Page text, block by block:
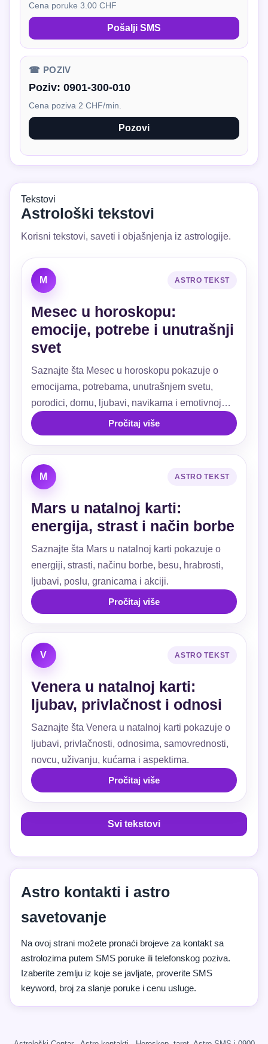
Cena poruke 3.00 CHF
Pošalji SMS
☎ POZIV
Poziv: 0901-300-010
Cena poziva 2 CHF/min.
Pozovi
Tekstovi
Astrološki tekstovi
Korisni tekstovi, saveti i objašnjenja iz astrologije.
M ASTRO TEKST
Mesec u horoskopu:
emocije, potrebe i unutrašnji
svet
Saznajte šta Mesec u horoskopu pokazuje o
emocijama, potrebama, unutrašnjem svetu,
porodici, domu, ljubavi, navikama i emotivnoj
sigurnosti.
Pročitaj više
M ASTRO TEKST
Mars u natalnoj karti:
energija, strast i način borbe
Saznajte šta Mars u natalnoj karti pokazuje o
energiji, strasti, načinu borbe, besu, hrabrosti,
ljubavi, poslu, granicama i akciji.
Pročitaj više
V ASTRO TEKST
Venera u natalnoj karti:
ljubav, privlačnost i odnosi
Saznajte šta Venera u natalnoj karti pokazuje o
ljubavi, privlačnosti, odnosima, samovrednosti,
novcu, uživanju, kućama i aspektima.
Pročitaj više
Svi tekstovi
Astro kontakti i astro
savetovanje
Na ovoj strani možete pronaći brojeve za kontakt sa
astrolozima putem SMS poruke ili telefonskog poziva.
Izaberite zemlju iz koje se javljate, proverite SMS
keyword, broj za slanje poruke i cenu usluge.